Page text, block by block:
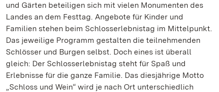
und Gärten beteiligen sich mit vielen Monumenten des
Landes an dem Festtag. Angebote für Kinder und
Familien stehen beim Schlosserlebnistag im Mittelpunkt.
Das jeweilige Programm gestalten die teilnehmenden
Schlösser und Burgen selbst. Doch eines ist überall
gleich: Der Schlosserlebnistag steht für Spaß und
Erlebnisse für die ganze Familie. Das diesjährige Motto
„Schloss und Wein“ wird je nach Ort unterschiedlich